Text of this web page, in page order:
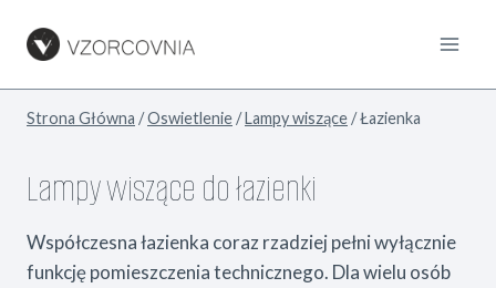
Strona Główna /Oswietlenie/Lampy wiszące/Łazienka
Lampy wiszące do łazienki
Współczesna łazienka coraz rzadziej pełni wyłącznie
funkcję pomieszczenia technicznego. Dla wielu osób